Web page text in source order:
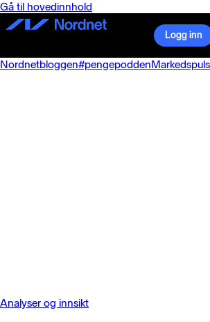
Gå til hovedinnhold
Logg inn
Nordnetbloggen#pengepoddenMarkedspuls
Analyser og innsikt